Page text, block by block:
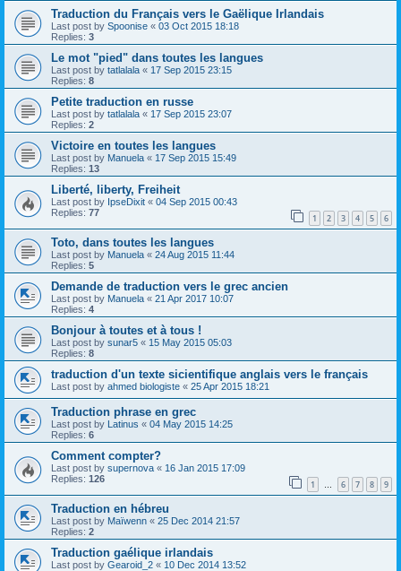
Traduction du Français vers le Gaëlique Irlandais
Last post by Spoonise « 03 Oct 2015 18:18
Replies: 3
Le mot "pied" dans toutes les langues
Last post by tatlalala « 17 Sep 2015 23:15
Replies: 8
Petite traduction en russe
Last post by tatlalala « 17 Sep 2015 23:07
Replies: 2
Victoire en toutes les langues
Last post by Manuela « 17 Sep 2015 15:49
Replies: 13
Liberté, liberty, Freiheit
Last post by IpseDixit « 04 Sep 2015 00:43
Replies: 77 1 2 3 4 5 6
Toto, dans toutes les langues
Last post by Manuela « 24 Aug 2015 11:44
Replies: 5
Demande de traduction vers le grec ancien
Last post by Manuela « 21 Apr 2017 10:07
Replies: 4
Bonjour à toutes et à tous !
Last post by sunar5 « 15 May 2015 05:03
Replies: 8
traduction d'un texte sicientifique anglais vers le français
Last post by ahmed biologiste « 25 Apr 2015 18:21
Traduction phrase en grec
Last post by Latinus « 04 May 2015 14:25
Replies: 6
Comment compter?
Last post by supernova « 16 Jan 2015 17:09
Replies: 126 1 … 6 7 8 9
Traduction en hébreu
Last post by Maïwenn « 25 Dec 2014 21:57
Replies: 2
Traduction gaélique irlandais
Last post by Gearoid_2 « 10 Dec 2014 13:52